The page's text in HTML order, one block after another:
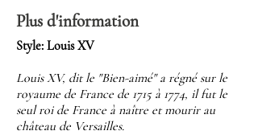
Plus d'information
Style: Louis XV
Louis XV, dit le "Bien-aimé" a régné sur le
royaume de France de 1715 à 1774, il fut le
seul roi de France à naître et mourir au
château de Versailles.